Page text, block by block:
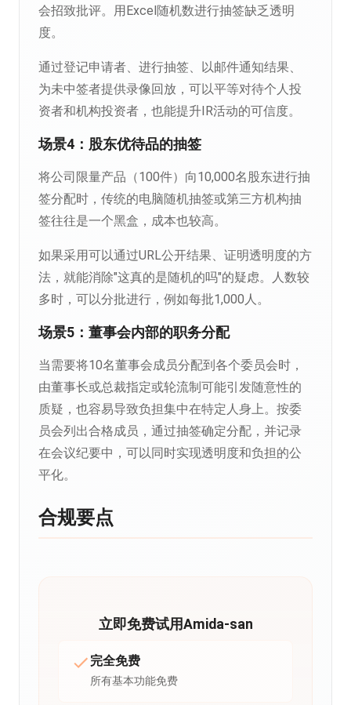
会招致批评。用Excel随机数进行抽签缺乏透明
度。
通过登记申请者、进行抽签、以邮件通知结果、
为未中签者提供录像回放，可以平等对待个人投
资者和机构投资者，也能提升IR活动的可信度。
场景4：股东优待品的抽签
将公司限量产品（100件）向10,000名股东进行抽
签分配时，传统的电脑随机抽签或第三方机构抽
签往往是一个黑盒，成本也较高。
如果采用可以通过URL公开结果、证明透明度的方
法，就能消除"这真的是随机的吗"的疑虑。人数较
多时，可以分批进行，例如每批1,000人。
场景5：董事会内部的职务分配
当需要将10名董事会成员分配到各个委员会时，
由董事长或总裁指定或轮流制可能引发随意性的
质疑，也容易导致负担集中在特定人身上。按委
员会列出合格成员，通过抽签确定分配，并记录
在会议纪要中，可以同时实现透明度和负担的公
平化。
合规要点
立即免费试用Amida-san
完全免费
所有基本功能免费